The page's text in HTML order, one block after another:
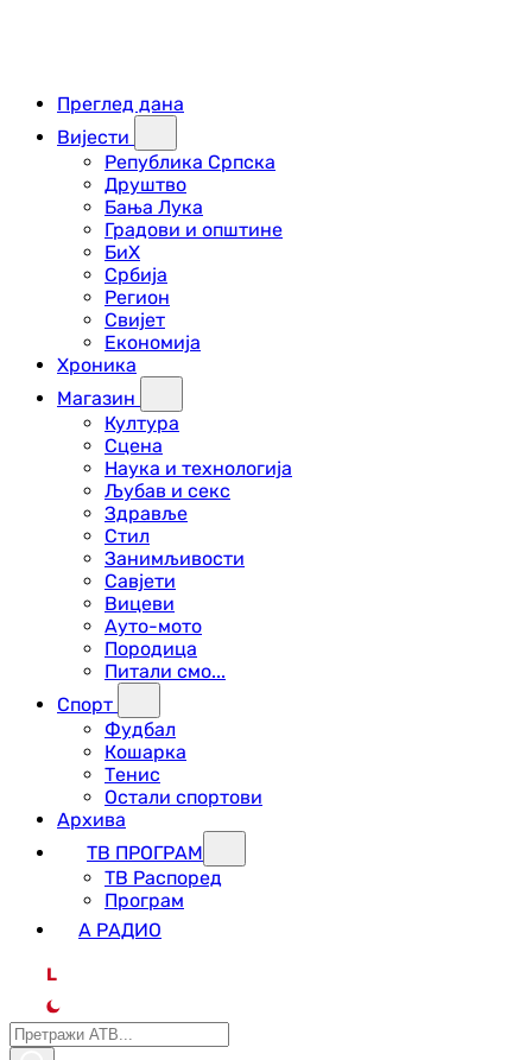
Преглед дана
Вијести
Република Српска
Друштво
Бања Лука
Градови и општине
БиХ
Србија
Регион
Свијет
Економија
Хроника
Магазин
Култура
Сцена
Наука и технологија
Љубав и секс
Здравље
Стил
Занимљивости
Савјети
Вицеви
Ауто-мото
Породица
Питали смо...
Спорт
Фудбал
Кошарка
Тенис
Остали спортови
Архива
ТВ ПРОГРАМ
ТВ Распоред
Програм
А РАДИО
L